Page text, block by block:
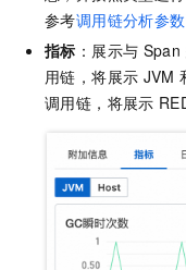
参考调用链分析参
指标 ：展示与 Span
用链，将展示 JVM
调用链，将展示